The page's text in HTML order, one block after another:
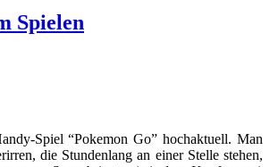
Spielen
Spiel “Pokemon Go” hochaktuell. Man
die Stundenlang an einer Stelle stehen,